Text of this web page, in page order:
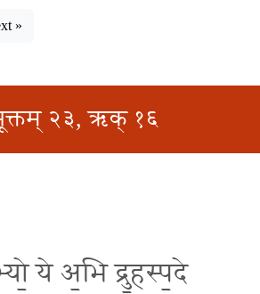
»
२३, ऋक् १६
ये अ॒भि द्रु॒हस्प॒दे